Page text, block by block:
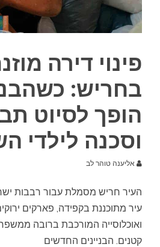
פינוי דירה
בחריש:
הופך לסיוט
וסכנה לילדי
אליענה טוהר לב
העיר חריש מסמלת עבור רבבות
עיר מתוכננת בקפידה, פארקים
ואוכלוסייה המורכבת ברובה
קטנים. הבניינים החדשים